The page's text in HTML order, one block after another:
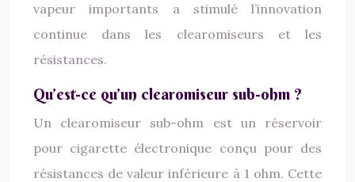
vapeur importants a stimulé l’innovation
continue dans les clearomiseurs et les
résistances.
Qu’est-ce qu’un clearomiseur sub-ohm ?
Un clearomiseur sub-ohm est un réservoir
pour cigarette électronique conçu pour des
résistances de valeur inférieure à 1 ohm. Cette